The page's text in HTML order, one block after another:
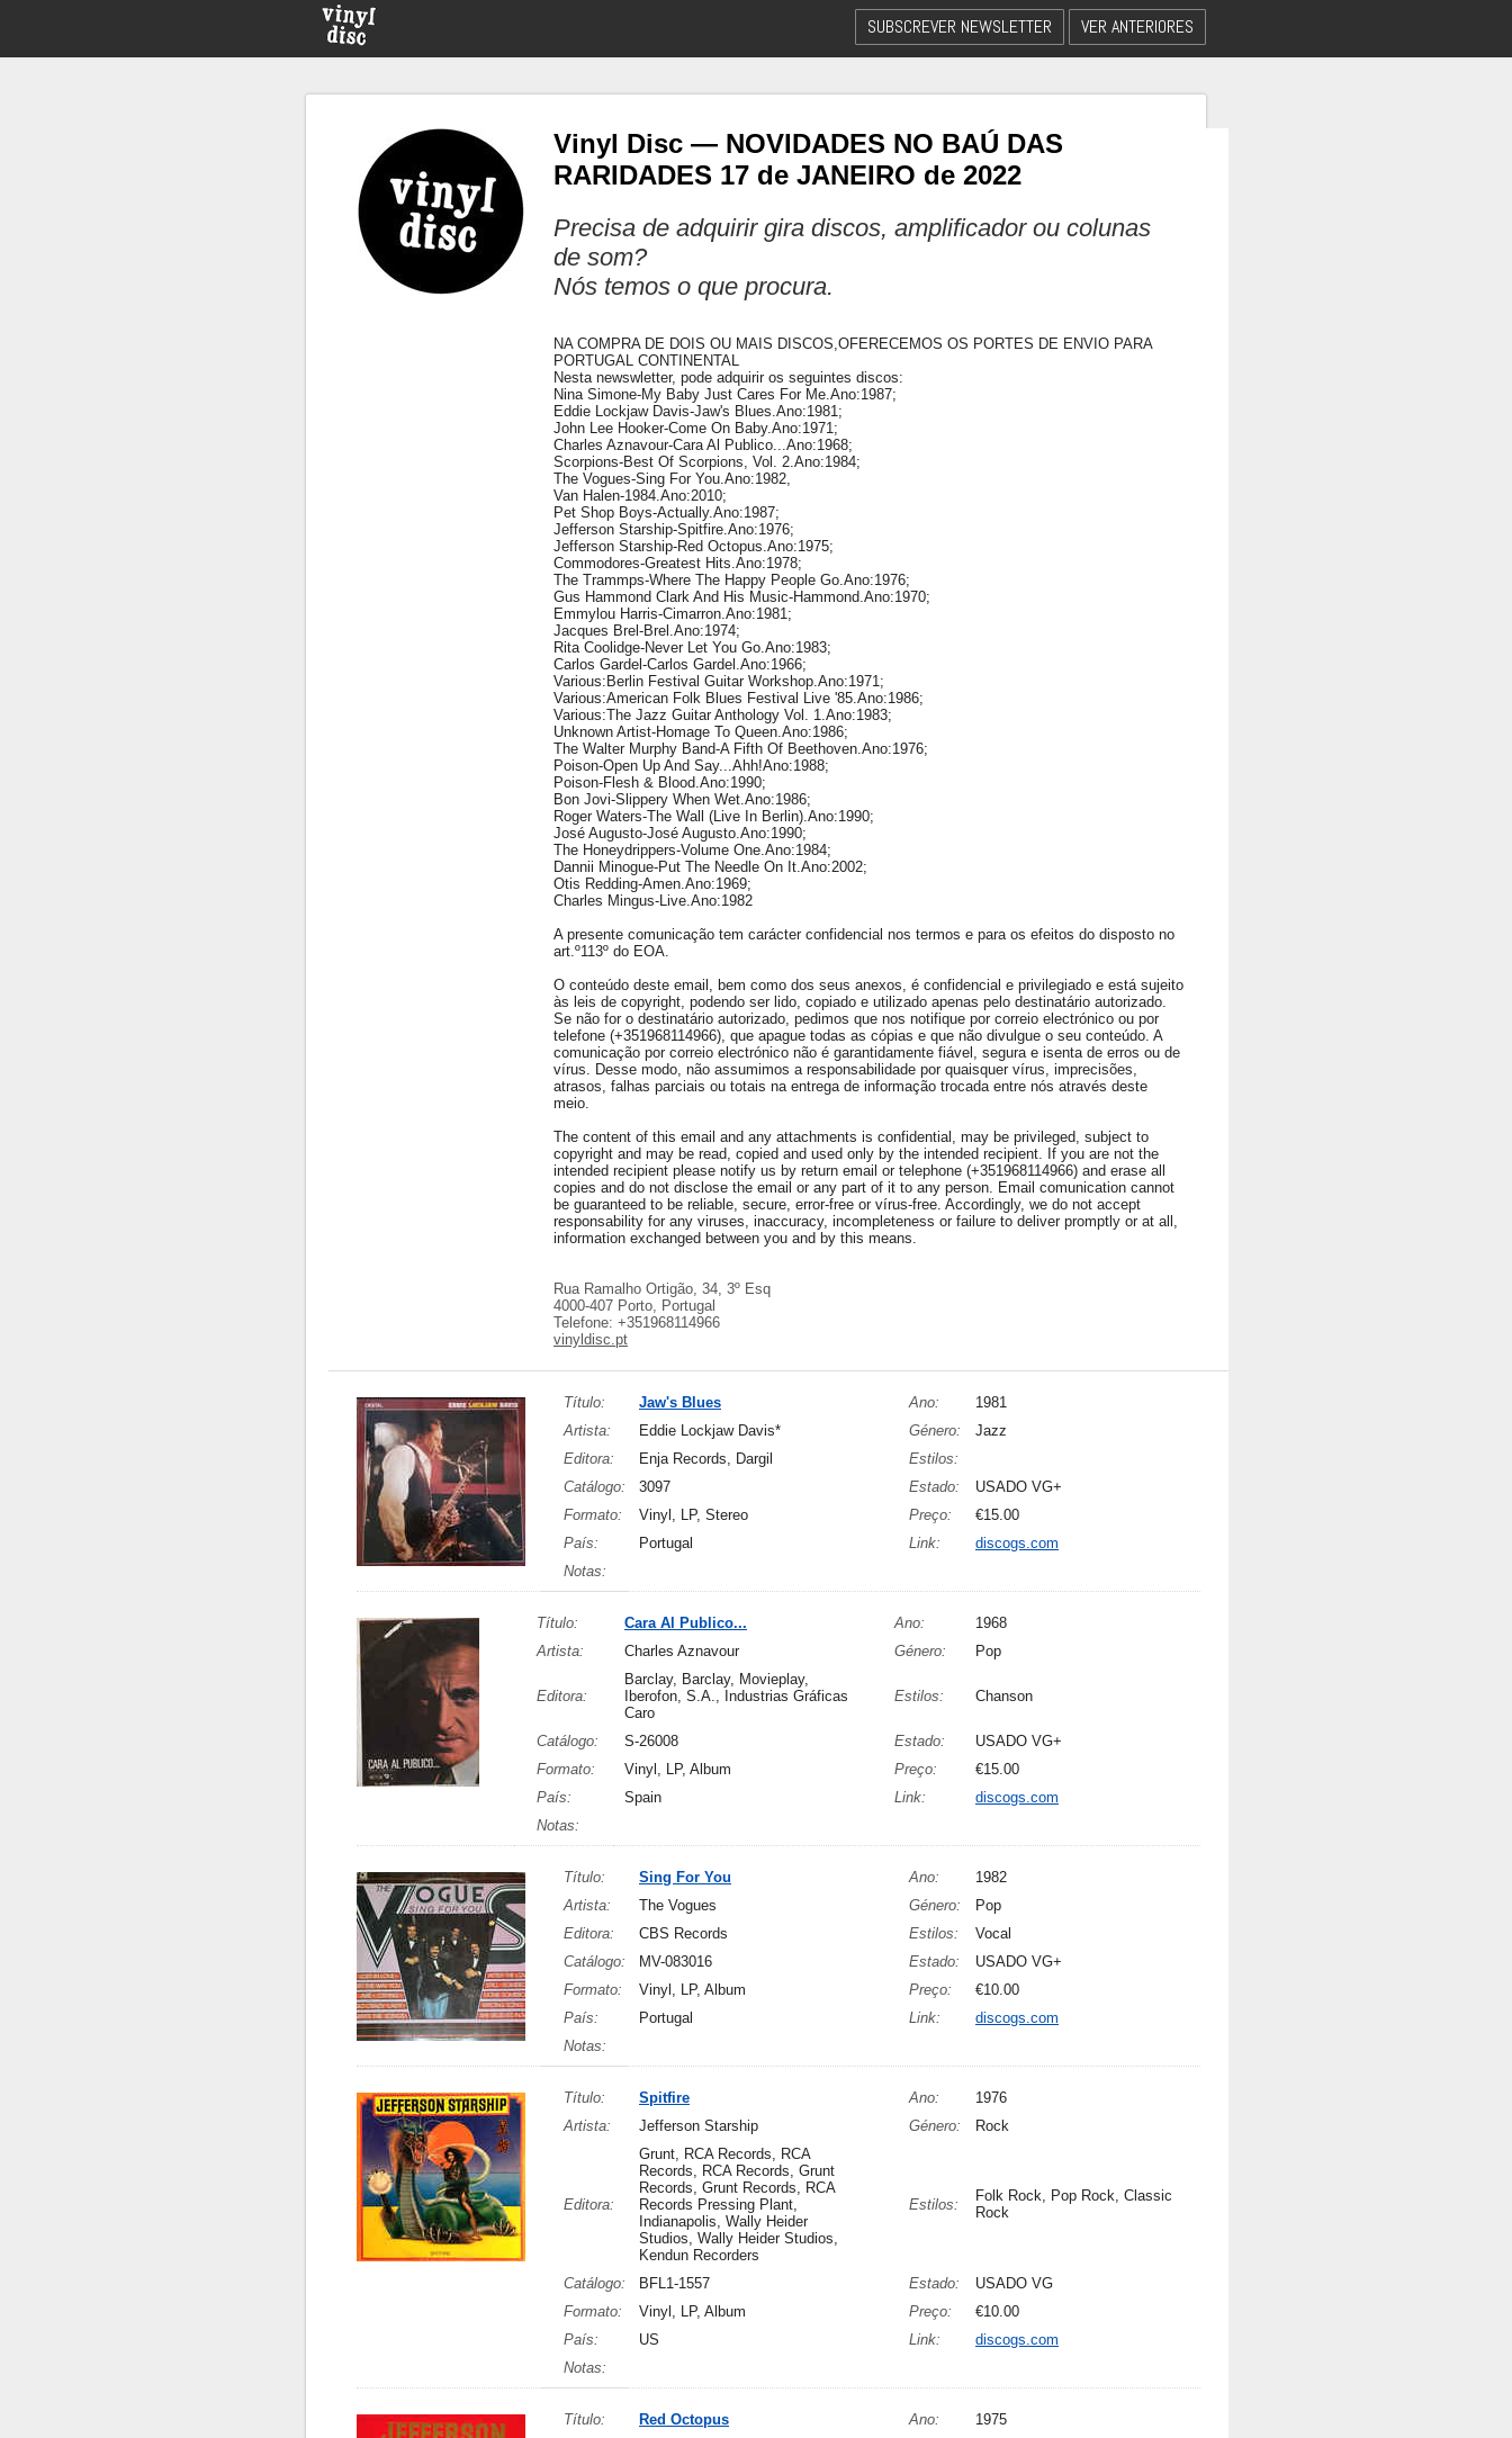
SUBSCREVER NEWSLETTER VER ANTERIORES
Vinyl Disc — NOVIDADES NO BAÚ DAS
RARIDADES 17 de JANEIRO de 2022
Precisa de adquirir gira discos, amplificador ou colunas
de som?
Nós temos o que procura.
NA COMPRA DE DOIS OU MAIS DISCOS,OFERECEMOS OS PORTES DE ENVIO PARA
PORTUGAL CONTINENTAL
Nesta newswletter, pode adquirir os seguintes discos:
Nina Simone-My Baby Just Cares For Me.Ano:1987;
Eddie Lockjaw Davis-Jaw's Blues.Ano:1981;
John Lee Hooker-Come On Baby.Ano:1971;
Charles Aznavour-Cara Al Publico...Ano:1968;
Scorpions-Best Of Scorpions, Vol. 2.Ano:1984;
The Vogues-Sing For You.Ano:1982,
Van Halen-1984.Ano:2010;
Pet Shop Boys-Actually.Ano:1987;
Jefferson Starship-Spitfire.Ano:1976;
Jefferson Starship-Red Octopus.Ano:1975;
Commodores-Greatest Hits.Ano:1978;
The Trammps-Where The Happy People Go.Ano:1976;
Gus Hammond Clark And His Music-Hammond.Ano:1970;
Emmylou Harris-Cimarron.Ano:1981;
Jacques Brel-Brel.Ano:1974;
Rita Coolidge-Never Let You Go.Ano:1983;
Carlos Gardel-Carlos Gardel.Ano:1966;
Various:Berlin Festival Guitar Workshop.Ano:1971;
Various:American Folk Blues Festival Live '85.Ano:1986;
Various:The Jazz Guitar Anthology Vol. 1.Ano:1983;
Unknown Artist-Homage To Queen.Ano:1986;
The Walter Murphy Band-A Fifth Of Beethoven.Ano:1976;
Poison-Open Up And Say...Ahh!Ano:1988;
Poison-Flesh & Blood.Ano:1990;
Bon Jovi-Slippery When Wet.Ano:1986;
Roger Waters-The Wall (Live In Berlin).Ano:1990;
José Augusto-José Augusto.Ano:1990;
The Honeydrippers-Volume One.Ano:1984;
Dannii Minogue-Put The Needle On It.Ano:2002;
Otis Redding-Amen.Ano:1969;
Charles Mingus-Live.Ano:1982
A presente comunicação tem carácter confidencial nos termos e para os efeitos do disposto no
art.º113º do EOA.
O conteúdo deste email, bem como dos seus anexos, é confidencial e privilegiado e está sujeito
às leis de copyright, podendo ser lido, copiado e utilizado apenas pelo destinatário autorizado.
Se não for o destinatário autorizado, pedimos que nos notifique por correio electrónico ou por
telefone (+351968114966), que apague todas as cópias e que não divulgue o seu conteúdo. A
comunicação por correio electrónico não é garantidamente fiável, segura e isenta de erros ou de
vírus. Desse modo, não assumimos a responsabilidade por quaisquer vírus, imprecisões,
atrasos, falhas parciais ou totais na entrega de informação trocada entre nós através deste
meio.
The content of this email and any attachments is confidential, may be privileged, subject to
copyright and may be read, copied and used only by the intended recipient. If you are not the
intended recipient please notify us by return email or telephone (+351968114966) and erase all
copies and do not disclose the email or any part of it to any person. Email comunication cannot
be guaranteed to be reliable, secure, error-free or vírus-free. Accordingly, we do not accept
responsability for any viruses, inaccuracy, incompleteness or failure to deliver promptly or at all,
information exchanged between you and by this means.
Rua Ramalho Ortigão, 34, 3º Esq
4000-407 Porto, Portugal
Telefone: +351968114966
vinyldisc.pt
Título: Jaw's Blues Ano:
1981
Artista:
Eddie Lockjaw Davis* Género:
Jazz
Editora:
Enja Records, Dargil
Estilos:
Catálogo:
3097 Estado:
USADO VG+
Formato:
Vinyl, LP, Stereo Preço:
€15.00
País:
Portugal Link:
discogs.com
Notas:
Título: Cara Al Publico... Ano:
1968
Artista:
Charles Aznavour Género: Pop
Editora:
Barclay, Barclay, Movieplay,
Iberofon, S.A., Industrias Gráficas
Caro
Estilos: Chanson
Catálogo: S-26008 Estado:
USADO VG+
Formato:
Vinyl, LP, Album Preço:
€15.00
País:
Spain Link:
discogs.com
Notas:
Título: Sing For You Ano:
1982
Artista:
The Vogues Género:
Pop
Editora:
CBS Records Estilos:
Vocal
Catálogo:
MV-083016 Estado:
USADO VG+
Formato:
Vinyl, LP, Album Preço:
€10.00
País:
Portugal Link:
discogs.com
Notas:
Título: Spitfire Ano:
1976
Artista:
Jefferson Starship Género: Rock
Editora:
Grunt, RCA Records, RCA
Records, RCA Records, Grunt
Records, Grunt Records, RCA
Records Pressing Plant,
Indianapolis, Wally Heider
Studios, Wally Heider Studios,
Kendun Recorders
Estilos:
Folk Rock, Pop Rock, Classic
Rock
Catálogo: BFL1-1557 Estado:
USADO VG
Formato:
Vinyl, LP, Album Preço:
€10.00
País:
US Link:
discogs.com
Notas:
Título: Red Octopus Ano:
1975